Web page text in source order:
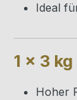
Ideal
1 × 3
Hoher